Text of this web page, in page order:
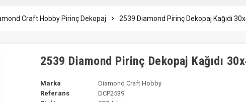
Craft Hobby Pirinç Dekopaj chevron_right 2539 Diamond Pirinç Dekopaj Kağıdı
2539 Diamond Pirinç Dekopaj Kağıdı
Marka
Diamond Craft Hobby
Referans
DCP2539